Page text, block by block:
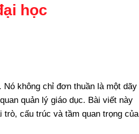
học
không chỉ đơn thuần là một dãy
quản lý giáo dục. Bài viết này
cấu trúc và tầm quan trọng của